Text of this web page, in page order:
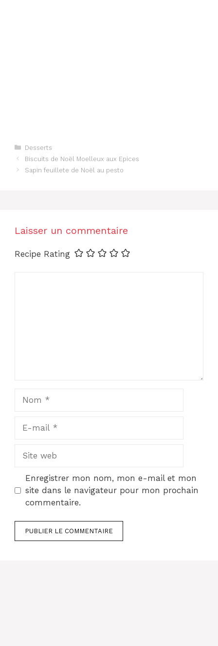
Catégories
Desserts
Biscuits de Noël Moelleux aux Epices
Sapin feuillete de Noël au pesto
Laisser un commentaire
Recipe Rating
mail
web
Enregistrer mon nom, mon e-mail et mon
site dans le navigateur pour mon prochain
commentaire.